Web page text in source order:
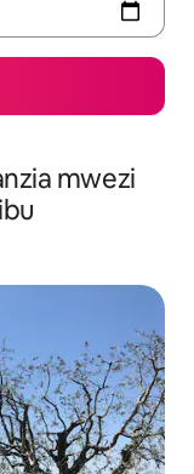
mwezi